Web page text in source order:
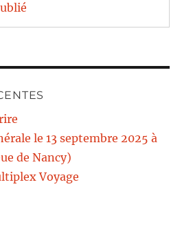
le 13 septembre 2025 à
de Nancy)
Voyage